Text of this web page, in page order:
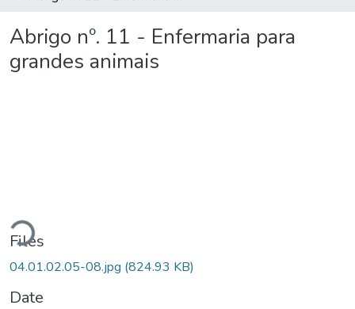
Abrigo nº. 11 - Enfermaria para
grandes animais
Files
04.01.02.05-08.jpg (824.93 KB)
Date